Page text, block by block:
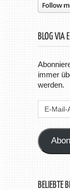
BLOG VIA
immer
werden.
BELIEBTE